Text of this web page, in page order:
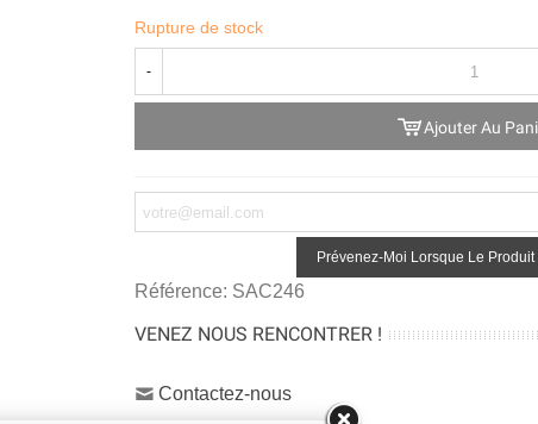
Rupture de stock
-
Ajouter Au
Prévenez-Moi Lorsque Le
Référence: SAC246
VENEZ NOUS RENCONTRER !
Contactez-nous